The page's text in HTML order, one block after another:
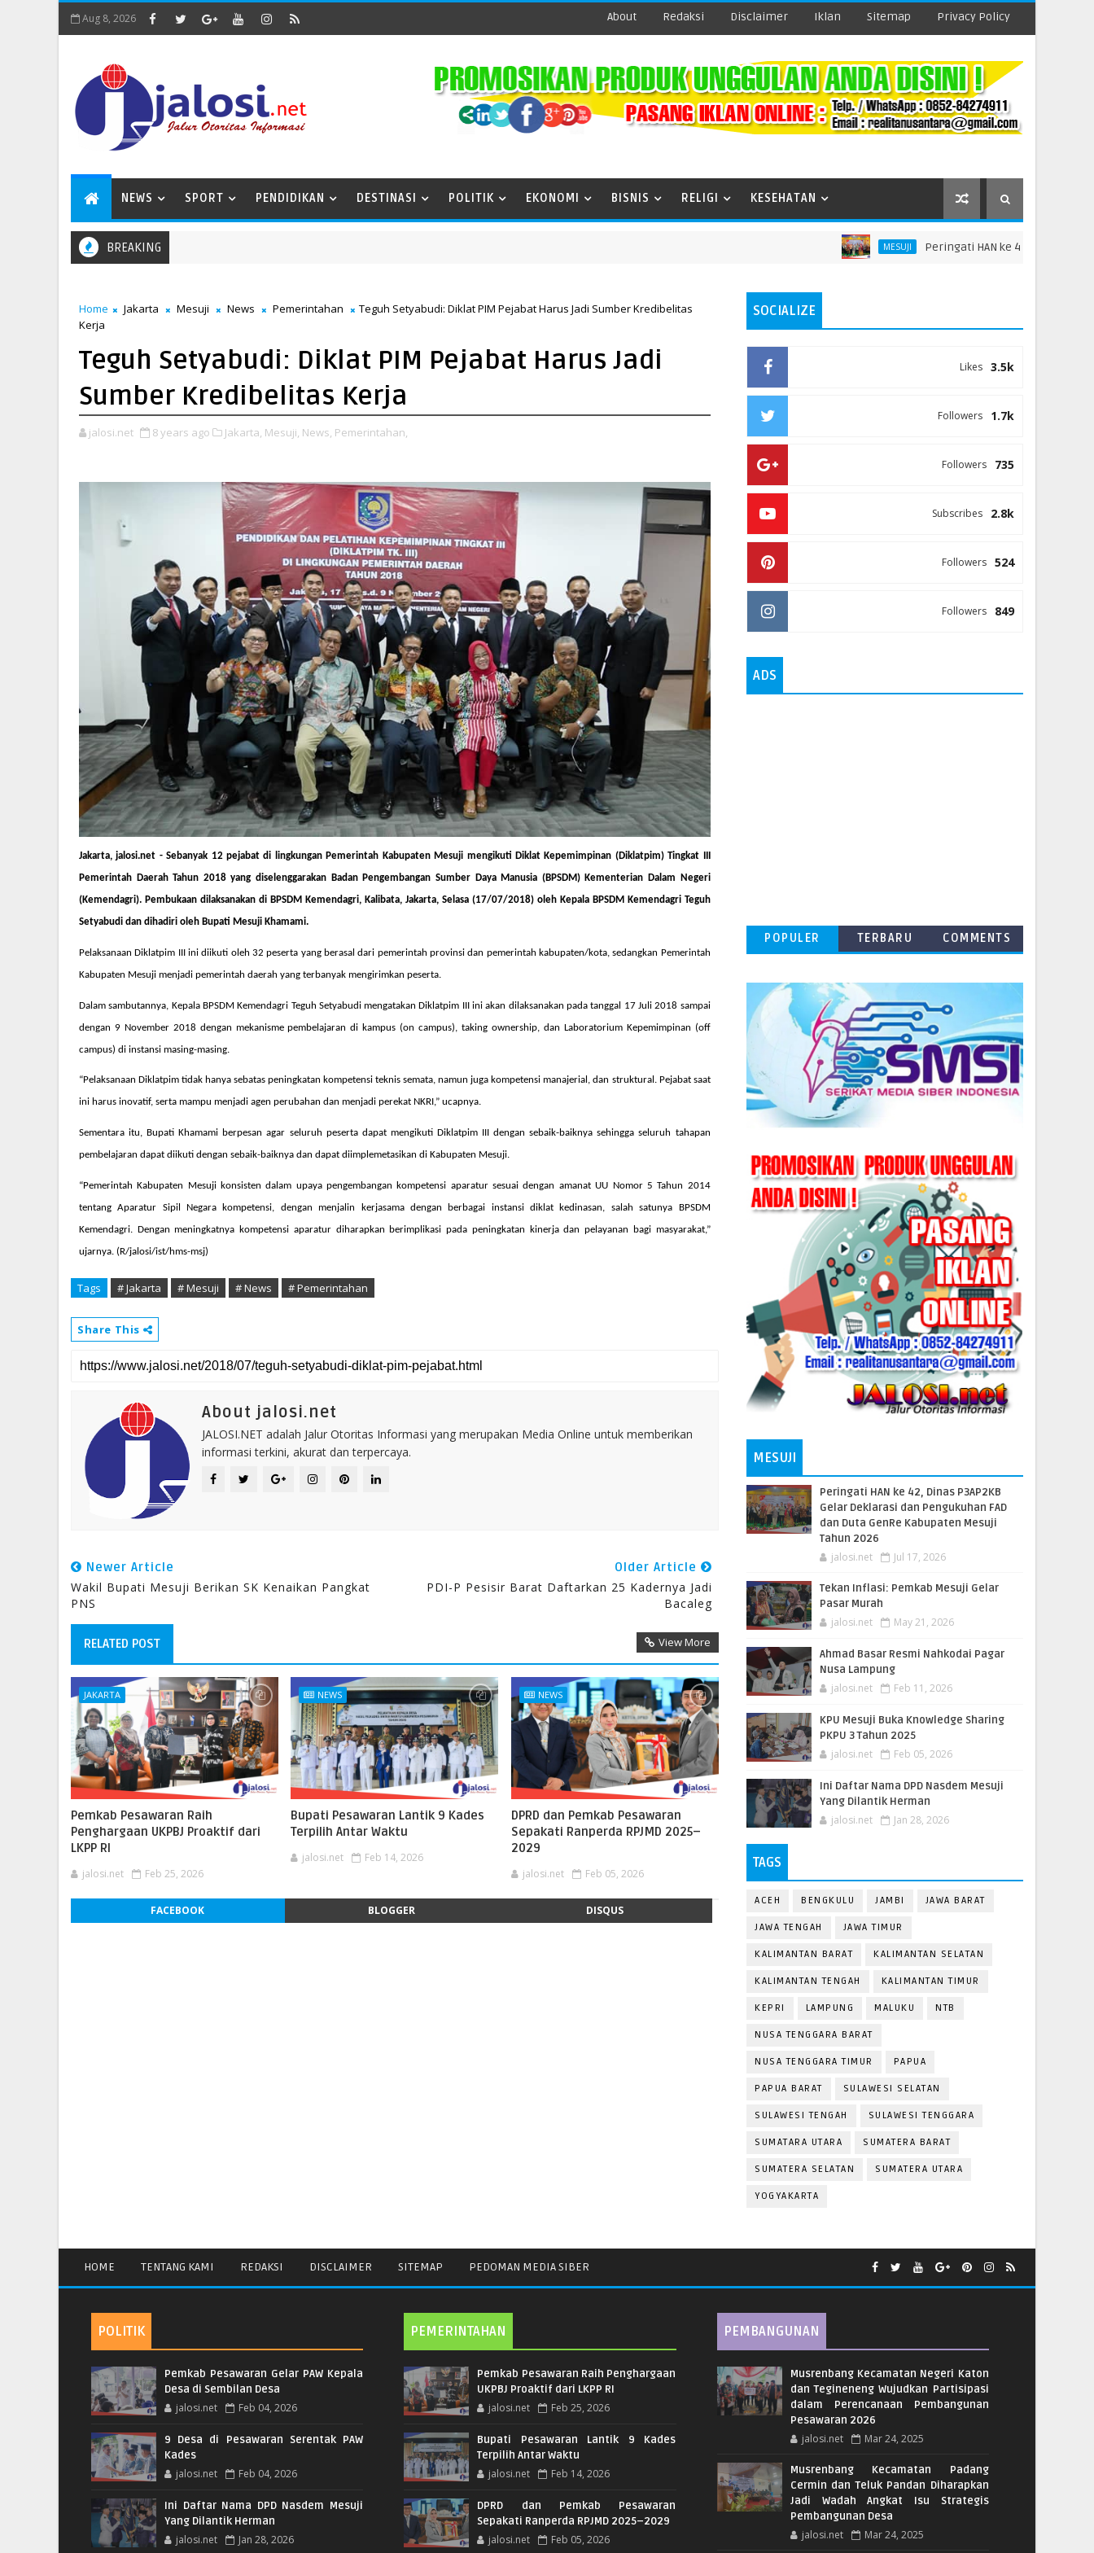
Aug 8, 2026 About Redaksi Disclaimer Iklan Sitemap Privacy Policy
NEWS SPORT PENDIDIKAN DESTINASI POLITIK EKONOMI BISNIS RELIGI KESEHATAN
BREAKING MESUJI Peringati HAN ke 42, Dinas P3AP2KB
Home Jakarta Mesuji News Pemerintahan
Teguh Setyabudi: Diklat PIM Pejabat Harus Jadi Sumber Kredibelitas
Kerja
Teguh Setyabudi: Diklat PIM Pejabat Harus Jadi
Sumber Kredibelitas Kerja
jalosi.net 8 years ago Jakarta, Mesuji, News, Pemerintahan,
Jakarta, jalosi.net - Sebanyak 12 pejabat di lingkungan Pemerintah Kabupaten Mesuji mengikuti Diklat Kepemimpinan (Diklatpim) Tingkat III
Pemerintah Daerah Tahun 2018 yang diselenggarakan Badan Pengembangan Sumber Daya Manusia (BPSDM) Kementerian Dalam Negeri
(Kemendagri). Pembukaan dilaksanakan di BPSDM Kemendagri, Kalibata, Jakarta, Selasa (17/07/2018) oleh Kepala BPSDM Kemendagri Teguh
Setyabudi dan dihadiri oleh Bupati Mesuji Khamami.
Pelaksanaan Diklatpim III ini diikuti oleh 32 peserta yang berasal dari pemerintah provinsi dan pemerintah kabupaten/kota, sedangkan Pemerintah
Kabupaten Mesuji menjadi pemerintah daerah yang terbanyak mengirimkan peserta.
Dalam sambutannya, Kepala BPSDM Kemendagri Teguh Setyabudi mengatakan Diklatpim III ini akan dilaksanakan pada tanggal 17 Juli 2018 sampai
dengan 9 November 2018 dengan mekanisme pembelajaran di kampus (on campus), taking ownership, dan Laboratorium Kepemimpinan (off
campus) di instansi masing-masing.
“Pelaksanaan Diklatpim tidak hanya sebatas peningkatan kompetensi teknis semata, namun juga kompetensi manajerial, dan struktural. Pejabat saat
ini harus inovatif, serta mampu menjadi agen perubahan dan menjadi perekat NKRI,” ucapnya.
Sementara itu, Bupati Khamami berpesan agar seluruh peserta dapat mengikuti Diklatpim III dengan sebaik-baiknya sehingga seluruh tahapan
pembelajaran dapat diikuti dengan sebaik-baiknya dan dapat diimplemetasikan di Kabupaten Mesuji.
“Pemerintah Kabupaten Mesuji konsisten dalam upaya pengembangan kompetensi aparatur sesuai dengan amanat UU Nomor 5 Tahun 2014
tentang Aparatur Sipil Negara kompetensi, dengan menjalin kerjasama dengan berbagai instansi diklat kedinasan, salah satunya BPSDM
Kemendagri. Dengan meningkatnya kompetensi aparatur diharapkan berimplikasi pada peningkatan kinerja dan pelayanan bagi masyarakat,”
ujarnya. (R/jalosi/ist/hms-msj)
Tags # Jakarta # Mesuji # News # Pemerintahan
Share This
About jalosi.net
JALOSI.NET adalah Jalur Otoritas Informasi yang merupakan Media Online untuk memberikan
informasi terkini, akurat dan terpercaya.
Newer Article
Wakil Bupati Mesuji Berikan SK Kenaikan Pangkat
PNS
Older Article
PDI-P Pesisir Barat Daftarkan 25 Kadernya Jadi
Bacaleg
RELATED POST View More
JAKARTA
Pemkab Pesawaran Raih
Penghargaan UKPBJ Proaktif dari
LKPP RI
jalosi.net Feb 25, 2026
NEWS
Bupati Pesawaran Lantik 9 Kades
Terpilih Antar Waktu
jalosi.net Feb 14, 2026
NEWS
DPRD dan Pemkab Pesawaran
Sepakati Ranperda RPJMD 2025–
2029
jalosi.net Feb 05, 2026
FACEBOOK BLOGGER DISQUS
SOCIALIZE
3.5k
Likes
1.7k
Followers
735
Followers
2.8k
Subscribes
524
Followers
849
Followers
ADS
POPULER TERBARU COMMENTS
MESUJI
Peringati HAN ke 42, Dinas P3AP2KB
Gelar Deklarasi dan Pengukuhan FAD
dan Duta GenRe Kabupaten Mesuji
Tahun 2026
jalosi.net Jul 17, 2026
Tekan Inflasi: Pemkab Mesuji Gelar
Pasar Murah
jalosi.net May 21, 2026
Ahmad Basar Resmi Nahkodai Pagar
Nusa Lampung
jalosi.net Feb 11, 2026
KPU Mesuji Buka Knowledge Sharing
PKPU 3 Tahun 2025
jalosi.net Feb 05, 2026
Ini Daftar Nama DPD Nasdem Mesuji
Yang Dilantik Herman
jalosi.net Jan 28, 2026
TAGS
ACEH BENGKULU JAMBI JAWA BARAT
JAWA TENGAH JAWA TIMUR
KALIMANTAN BARAT KALIMANTAN SELATAN
KALIMANTAN TENGAH KALIMANTAN TIMUR
KEPRI LAMPUNG MALUKU NTB
NUSA TENGGARA BARAT
NUSA TENGGARA TIMUR PAPUA
PAPUA BARAT SULAWESI SELATAN
SULAWESI TENGAH SULAWESI TENGGARA
SUMATARA UTARA SUMATERA BARAT
SUMATERA SELATAN SUMATERA UTARA
YOGYAKARTA
HOME TENTANG KAMI REDAKSI DISCLAIMER SITEMAP PEDOMAN MEDIA SIBER
POLITIK
Pemkab Pesawaran Gelar PAW Kepala
Desa di Sembilan Desa
jalosi.net Feb 04, 2026
9 Desa di Pesawaran Serentak PAW
Kades
jalosi.net Feb 04, 2026
Ini Daftar Nama DPD Nasdem Mesuji
Yang Dilantik Herman
jalosi.net Jan 28, 2026
PEMERINTAHAN
Pemkab Pesawaran Raih Penghargaan
UKPBJ Proaktif dari LKPP RI
jalosi.net Feb 25, 2026
Bupati Pesawaran Lantik 9 Kades
Terpilih Antar Waktu
jalosi.net Feb 14, 2026
DPRD dan Pemkab Pesawaran
Sepakati Ranperda RPJMD 2025–2029
jalosi.net Feb 05, 2026
PEMBANGUNAN
Musrenbang Kecamatan Negeri Katon
dan Tegineneng Wujudkan Partisipasi
dalam Perencanaan Pembangunan
Pesawaran 2026
jalosi.net Mar 24, 2025
Musrenbang Kecamatan Padang
Cermin dan Teluk Pandan Diharapkan
Jadi Wadah Angkat Isu Strategis
Pembangunan Desa
jalosi.net Mar 24, 2025